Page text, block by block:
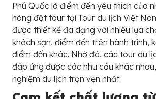
Phú Quốc là điểm đến yêu thích của
hàng đặt tour tại Tour du lịch Việt
được thiết kế đa dạng với nhiều lựa
khách sạn, điểm đến trên hành trình,
điểm đến khác. Nhờ đó, các tour du
đáp ứng được các nhu cầu khác
nghiệm du lịch trọn vẹn nhất.